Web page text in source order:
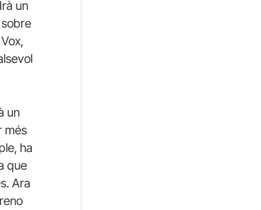
un
un
més
ha
que
Ara